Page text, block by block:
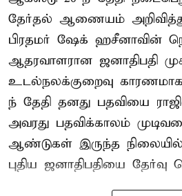
தேர்தல் ஆணையம்
பிரதமர் ஷேக் ஹசீனாவின்
ஆதரவாளரான ஜனாதிபதி
உடல்நலக்குறைவு
ந் தேதி தனது பதவியை
அவரது பதவிக்காலம்
ஆண்டுகள் இருந்த
புதிய ஜனாதிபதியை